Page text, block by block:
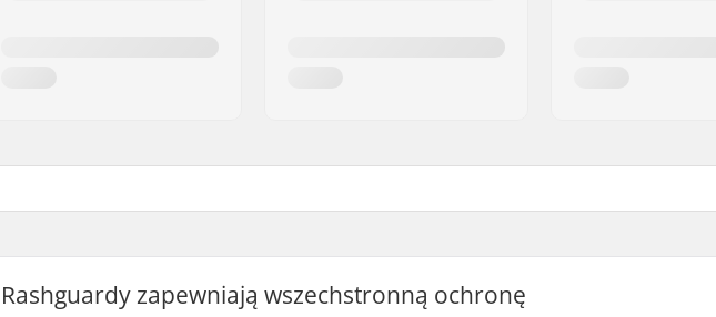
Rashguardy zapewniają wszechstronną ochronę